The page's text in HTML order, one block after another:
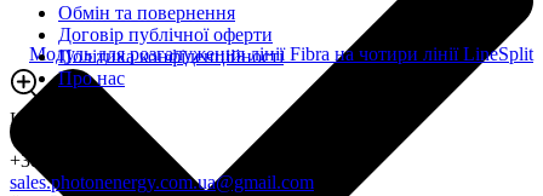
Обмін та повернення
Договір публічної оферти
Політика конфіденційності
Про нас
Контакти
+380731415360
sales.photonenergy.com.ua@gmail.com